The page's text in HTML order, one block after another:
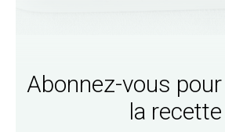
Abonnez-vous
la recette